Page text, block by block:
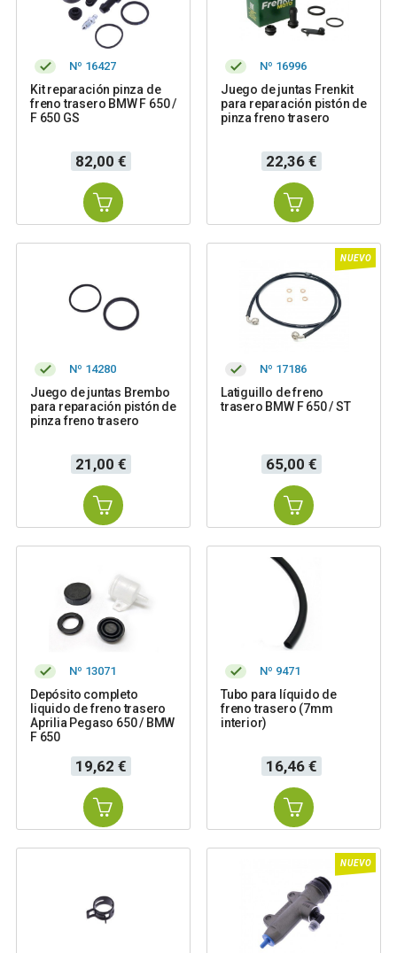
Nº 16427
Kit reparación pinza de
freno trasero BMW F 650 /
F 650 GS
Precio
82,00 €
Nº 16996
Juego de juntas Frenkit
para reparación pistón de
pinza freno trasero
Precio
22,36 €
Nº 14280
Juego de juntas Brembo
para reparación pistón de
pinza freno trasero
Precio
21,00 €
NUEVO
Nº 17186
Latiguillo de freno
trasero BMW F 650 / ST
Precio
65,00 €
Nº 13071
Depósito completo
liquido de freno trasero
Aprilia Pegaso 650 / BMW
F 650
Precio
19,62 €
Nº 9471
Tubo para líquido de
freno trasero (7mm
interior)
Precio
16,46 €
NUEVO